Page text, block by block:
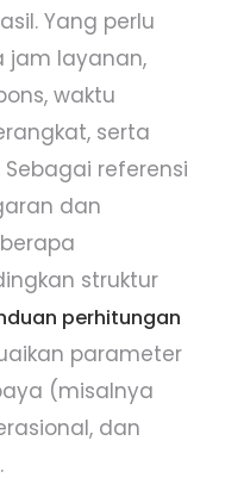
Yang perlu
jam layanan,
waktu
serta
referensi
dan
struktur
perhitungan
parameter
(misalnya
dan